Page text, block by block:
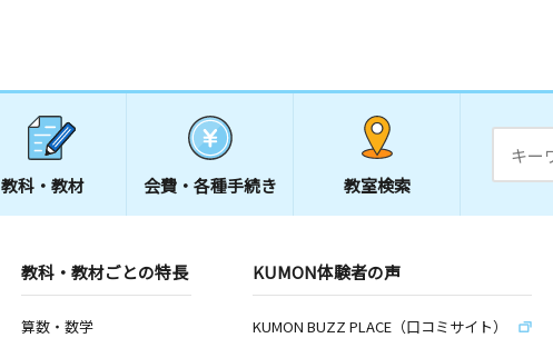
教科・教材 会費・ 各種手続き 教室検索
教科・教材ごとの特長
算数・数学
KUMON体験者の声
KUMON BUZZ PLACE（口コミサイト）